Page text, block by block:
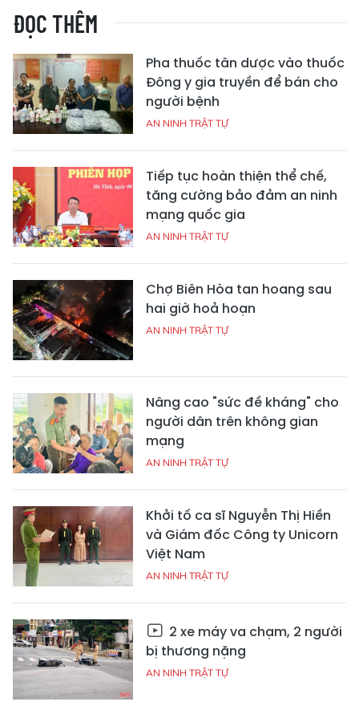
ĐỌC THÊM
Pha thuốc tân dược vào thuốc
Đông y gia truyền để bán cho
người bệnh
AN NINH TRẬT TỰ
Tiếp tục hoàn thiện thể chế,
tăng cường bảo đảm an ninh
mạng quốc gia
AN NINH TRẬT TỰ
Chợ Biên Hòa tan hoang sau
hai giờ hoả hoạn
AN NINH TRẬT TỰ
Nâng cao "sức đề kháng" cho
người dân trên không gian
mạng
AN NINH TRẬT TỰ
Khởi tố ca sĩ Nguyễn Thị Hiền
và Giám đốc Công ty Unicorn
Việt Nam
AN NINH TRẬT TỰ
2 xe máy va chạm, 2 người
bị thương nặng
AN NINH TRẬT TỰ